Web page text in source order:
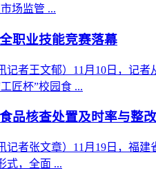
场监管 ...
职业技能竞赛落幕
记者王文郁）11月10日，记
匠杯”校园食 ...
品核查处置及时率与整
记者张文章）11月19日，福
式，全面 ...